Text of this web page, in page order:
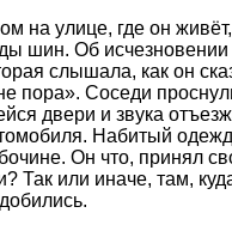
на улице, где он
шин. Об
слышала, как он
пора». Соседи
двери и звука
Набитый
Он что, принял
Так или иначе, там,